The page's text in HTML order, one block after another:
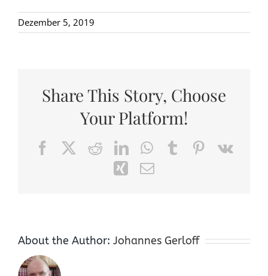
Dezember 5, 2019
Share This Story, Choose
Your Platform!
FacebookRedditLinkedInWhatsApp
TumblrPinterest
Vk
XingEmail
About the Author: Johannes Gerloff